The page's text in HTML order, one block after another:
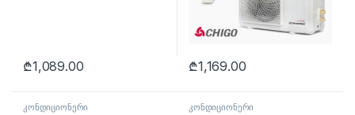
₾1,089.00 ₾1,169.00
კონდიციონერი კონდიციონერი